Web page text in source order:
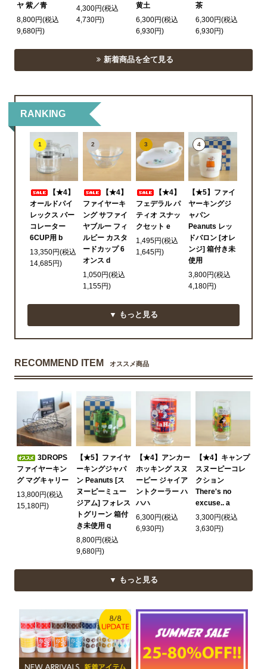
ヤ 紫／青
8,800円(税込
9,680円)
4,300円(税込
4,730円)
黄土
6,300円(税込
6,930円)
茶
6,300円(税込
6,930円)
新着商品を全て見る
RANKING
1
【★4】
オールドパイ
レックス パー
コレーター
6CUP用 b
13,350円(税込
14,685円)
2
【★4】
ファイヤーキ
ング サファイ
ヤブルー フィ
ルビー カスタ
ードカップ 6
オンス d
1,050円(税込
1,155円)
3
【★4】
フェデラル パ
ティオ スナッ
クセット e
1,495円(税込
1,645円)
4
【★5】ファイ
ヤーキングジ
ャパン
Peanuts レッ
ドバロン [オレ
ンジ] 箱付き未
使用
3,800円(税込
4,180円)
▼ もっと見る
RECOMMEND ITEM オススメ商品
3DROPS
ファイヤーキン
グ マグキャリー
13,800円(税込
15,180円)
【★5】ファイヤ
ーキングジャパ
ン Peanuts [ス
ヌーピーミュー
ジアム] フォレス
トグリーン 箱付
き未使用 q
8,800円(税込
9,680円)
【★4】アンカー
ホッキング スヌ
ーピー ジャイア
ントクーラー ハ
ハハ
6,300円(税込
6,930円)
【★4】キャンプ
スヌーピーコレ
クション
There's no
excuse.. a
3,300円(税込
3,630円)
▼ もっと見る